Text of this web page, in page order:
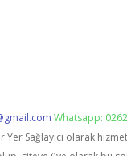
Whatsapp:
Yer Sağlayıcı olarak